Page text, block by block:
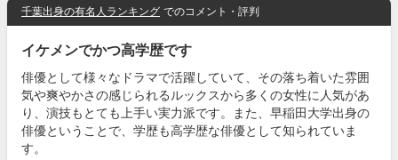
千葉出身の有名人ランキング でのコメント・評判
イケメンでかつ高学歴です
俳優として様々なドラマで活躍していて、その落ち着いた雰囲
気や爽やかさの感じられるルックスから多くの女性に人気があ
り、演技もとても上手い実力派です。また、早稲田大学出身の
俳優ということで、学歴も高学歴な俳優として知られていま
す。